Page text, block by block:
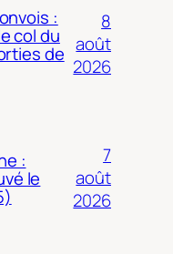
:
col du
de
8
août
2026
:
le
7
août
2026